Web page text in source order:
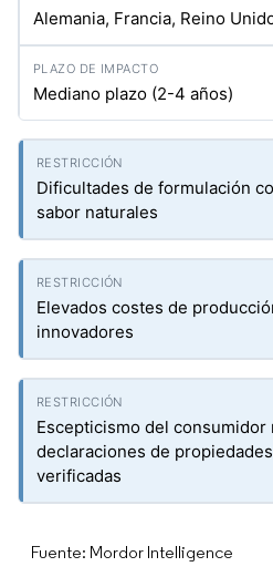
Alemania, Francia, Reino
Mediano plazo (2-4 años)
Dificultades de formulación
sabor naturales
Elevados costes de
innovadores
Escepticismo del consumidor
declaraciones de
verificadas
Fuente: Mordor Intelligence